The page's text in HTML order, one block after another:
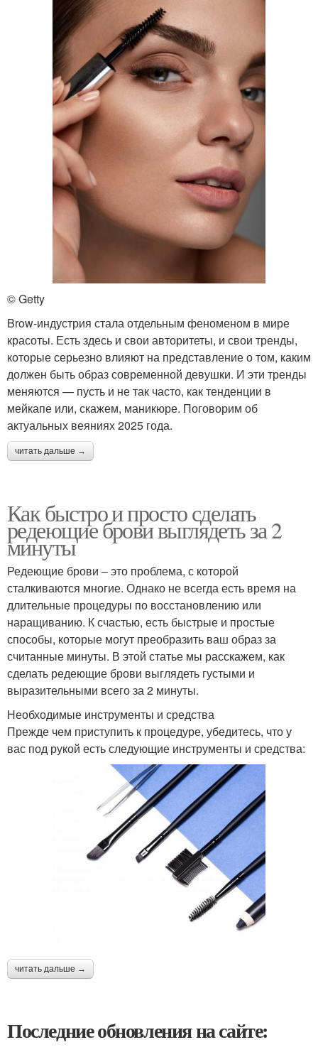
© Getty
Brow-индустрия стала отдельным феноменом в мире
красоты. Есть здесь и свои авторитеты, и свои тренды,
которые серьезно влияют на представление о том, каким
должен быть образ современной девушки. И эти тренды
меняются — пусть и не так часто, как тенденции в
мейкапе или, скажем, маникюре. Поговорим об
актуальных веяниях 2025 года.
читать дальше →
Как быстро и просто сделать
редеющие брови выглядеть за 2
минуты
Редеющие брови – это проблема, с которой
сталкиваются многие. Однако не всегда есть время на
длительные процедуры по восстановлению или
наращиванию. К счастью, есть быстрые и простые
способы, которые могут преобразить ваш образ за
считанные минуты. В этой статье мы расскажем, как
сделать редеющие брови выглядеть густыми и
выразительными всего за 2 минуты.
Необходимые инструменты и средства
Прежде чем приступить к процедуре, убедитесь, что у
вас под рукой есть следующие инструменты и средства:
читать дальше →
Последние обновления на сайте: